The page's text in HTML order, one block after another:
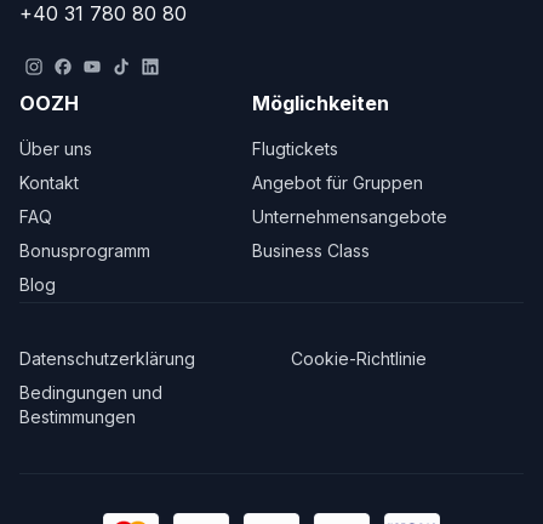
+40 31 780 80 80
OOZH
Über uns
Kontakt
FAQ
Bonusprogramm
Blog
Möglichkeiten
Flugtickets
Angebot für Gruppen
Unternehmensangebote
Business Class
Datenschutzerklärung
Cookie-Richtlinie
Bedingungen und
Bestimmungen